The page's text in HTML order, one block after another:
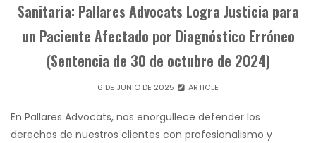
Sanitaria: Pallares Advocats Logra Justicia para
un Paciente Afectado por Diagnóstico Erróneo
(Sentencia de 30 de octubre de 2024)
6 DE JUNIO DE 2025 ARTICLE
En Pallares Advocats, nos enorgullece defender los
derechos de nuestros clientes con profesionalismo y